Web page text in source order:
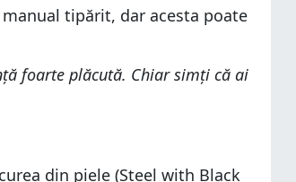
tipărit, dar acesta poate
foarte plăcută. Chiar simți că ai
din piele (Steel with Black